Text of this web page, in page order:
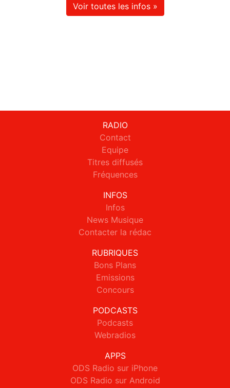
Voir toutes les infos »
RADIO
Contact
Equipe
Titres diffusés
Fréquences
INFOS
Infos
News Musique
Contacter la rédac
RUBRIQUES
Bons Plans
Emissions
Concours
PODCASTS
Podcasts
Webradios
APPS
ODS Radio sur iPhone
ODS Radio sur Android